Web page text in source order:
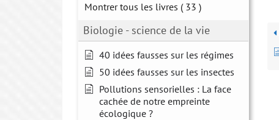
Montrer tous les livres ( 33 )
Biologie - science de la vie
40 idées fausses sur les régimes
50 idées fausses sur les insectes
Pollutions sensorielles : La face
cachée de notre empreinte
écologique ?